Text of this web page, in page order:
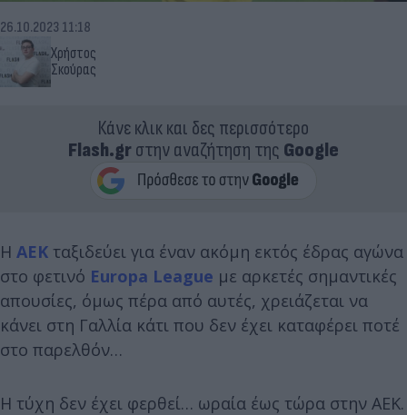
Χρήστος
Σκούρας
26.10.2023 11:18
Κάνε κλικ και δες περισσότερο
Flash.grστην αναζήτηση της Google
Η ΑΕΚ ταξιδεύει για έναν ακόμη εκτός έδρας αγώνα
στο φετινό Europa League με αρκετές σημαντικές
απουσίες, όμως πέρα από αυτές, χρειάζεται να
κάνει στη Γαλλία κάτι που δεν έχει καταφέρει ποτέ
στο παρελθόν…
Η τύχη δεν έχει φερθεί… ωραία έως τώρα στην ΑΕΚ.